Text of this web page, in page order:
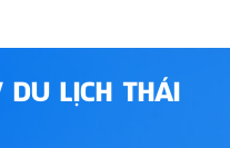
DU LỊCH THÁI